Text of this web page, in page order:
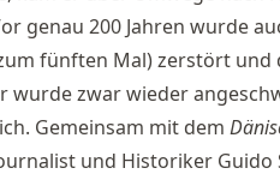
ge­nau 200 Jah­ren wur­de
fünf­ten Mal) zer­stört und
wur­de zwar wie­der
Ge­mein­sam mit dem
und His­to­ri­ker Gui­do